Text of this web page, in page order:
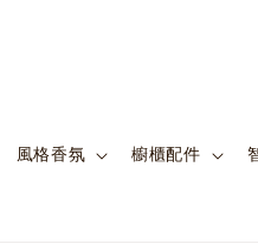
風格香氛 櫥櫃配件